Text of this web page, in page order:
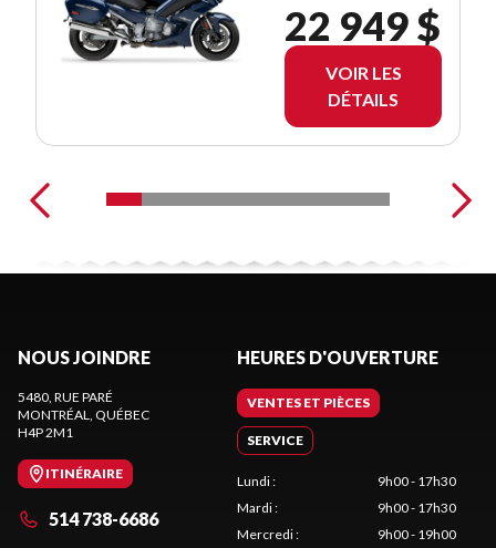
22 949 $
VOIR LES
DÉTAILS
NOUS JOINDRE
5480, RUE PARÉ
MONTRÉAL, QUÉBEC
H4P 2M1
ITINÉRAIRE
514 738-6686
HEURES D'OUVERTURE
VENTES ET PIÈCES
SERVICE
Lundi:
9h00 - 17h30
Mardi:
9h00 - 17h30
Mercredi:
9h00 - 19h00